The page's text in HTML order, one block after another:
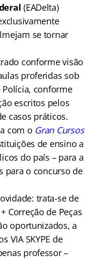
(EADelta)
se tornar
conforme visão
proferidas sob
Polícia, conforme
escritos pelos
casos práticos.
com o Gran Cursos
de ensino a
do país – para a
para o concurso de
trata-se de
Correção de Peças
oportunizados, a
VIA SKYPE de
professor –